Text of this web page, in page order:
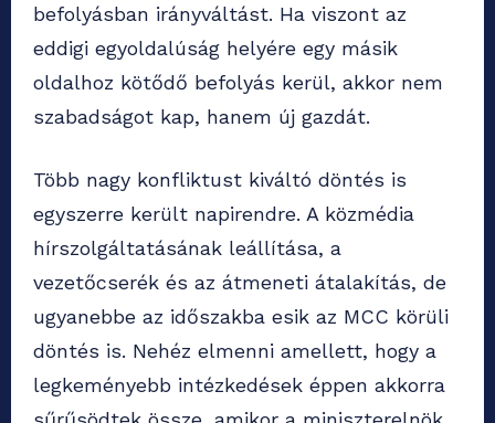
befolyásban irányváltást. Ha viszont az
eddigi egyoldalúság helyére egy másik
oldalhoz kötődő befolyás kerül, akkor nem
szabadságot kap, hanem új gazdát.
Több nagy konfliktust kiváltó döntés is
egyszerre került napirendre. A közmédia
hírszolgáltatásának leállítása, a
vezetőcserék és az átmeneti átalakítás, de
ugyanebbe az időszakba esik az MCC körüli
döntés is. Nehéz elmenni amellett, hogy a
legkeményebb intézkedések éppen akkorra